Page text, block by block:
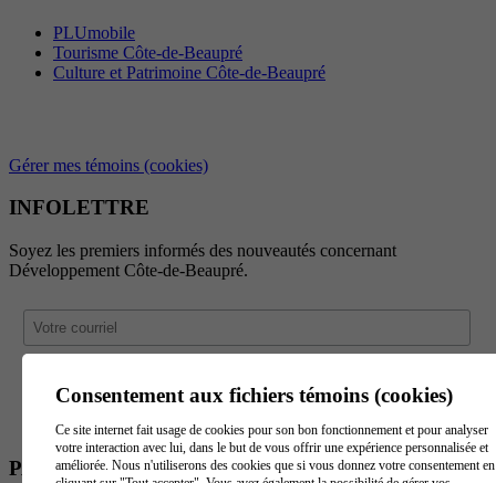
PLUmobile
Tourisme Côte-de-Beaupré
Culture et Patrimoine Côte-de-Beaupré
Gérer mes témoins (cookies)
INFOLETTRE
Soyez les premiers informés des nouveautés concernant
Développement Côte-de-Beaupré.
PARTENAIRES
Consentement aux fichiers témoins (cookies)
Ce site internet fait usage de cookies pour son bon fonctionnement et pour analyser
votre interaction avec lui, dans le but de vous offrir une expérience personnalisée et
améliorée. Nous n'utiliserons des cookies que si vous donnez votre consentement en